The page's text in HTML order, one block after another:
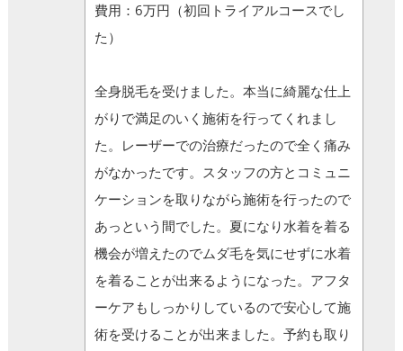
費用：6万円（初回トライアルコースでし
た）
全身脱毛を受けました。本当に綺麗な仕上
がりで満足のいく施術を行ってくれまし
た。レーザーでの治療だったので全く痛み
がなかったです。スタッフの方とコミュニ
ケーションを取りながら施術を行ったので
あっという間でした。夏になり水着を着る
機会が増えたのでムダ毛を気にせずに水着
を着ることが出来るようになった。アフタ
ーケアもしっかりしているので安心して施
術を受けることが出来ました。予約も取り